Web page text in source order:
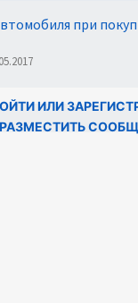
при
ИЛИ